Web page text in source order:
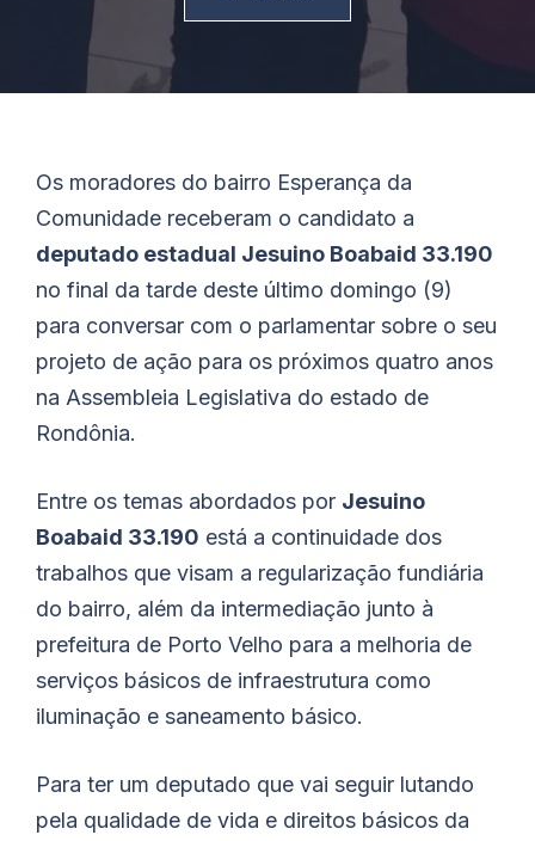
Os moradores do bairro Esperança da
Comunidade receberam o candidato a
deputado estadual Jesuino Boabaid 33.190
no final da tarde deste último domingo (9)
para conversar com o parlamentar sobre o seu
projeto de ação para os próximos quatro anos
na Assembleia Legislativa do estado de
Rondônia.
Entre os temas abordados por Jesuino
Boabaid 33.190 está a continuidade dos
trabalhos que visam a regularização fundiária
do bairro, além da intermediação junto à
prefeitura de Porto Velho para a melhoria de
serviços básicos de infraestrutura como
iluminação e saneamento básico.
Para ter um deputado que vai seguir lutando
pela qualidade de vida e direitos básicos da